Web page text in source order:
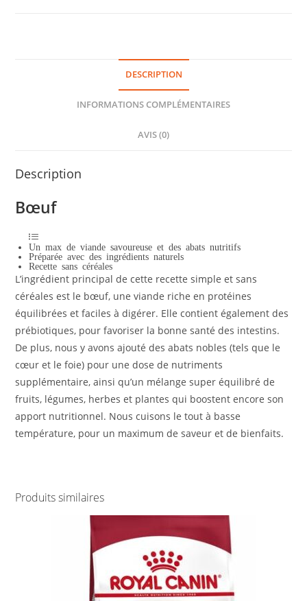
DESCRIPTION
INFORMATIONS COMPLÉMENTAIRES
AVIS (0)
Description
Bœuf
Un max de viande savoureuse et des abats nutritifs
Préparée avec des ingrédients naturels
Recette sans céréales
L’ingrédient principal de cette recette simple et sans
céréales est le bœuf, une viande riche en protéines
équilibrées et faciles à digérer. Elle contient également des
prébiotiques, pour favoriser la bonne santé des intestins.
De plus, nous y avons ajouté des abats nobles (tels que le
cœur et le foie) pour une dose de nutriments
supplémentaire, ainsi qu’un mélange super équilibré de
fruits, légumes, herbes et plantes qui boostent encore son
apport nutritionnel. Nous cuisons le tout à basse
température, pour un maximum de saveur et de bienfaits.
Produits similaires